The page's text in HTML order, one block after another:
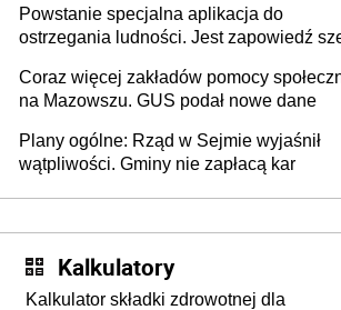
Powstanie specjalna aplikacja do
ostrzegania ludności. Jest zapowiedź
Coraz więcej zakładów pomocy
na Mazowszu. GUS podał nowe dane
Plany ogólne: Rząd w Sejmie wyjaśnił
wątpliwości. Gminy nie zapłacą kar
Kalkulatory
Kalkulator składki zdrowotnej dla